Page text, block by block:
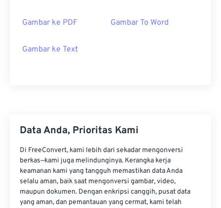
Gambar ke PDF Gambar To Word
Gambar ke Text
Data Anda, Prioritas Kami
Di FreeConvert, kami lebih dari sekadar mengonversi
berkas—kami juga melindunginya. Kerangka kerja
keamanan kami yang tangguh memastikan data Anda
selalu aman, baik saat mengonversi gambar, video,
maupun dokumen. Dengan enkripsi canggih, pusat data
yang aman, dan pemantauan yang cermat, kami telah